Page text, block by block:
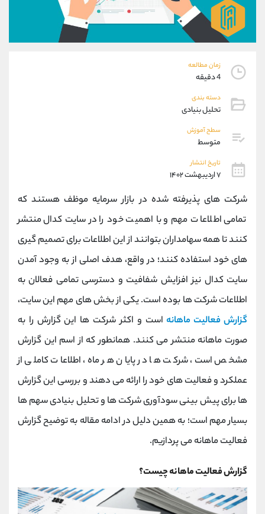
زمان مطالعه
4 دقیقه
دسته بندی
تحلیل بنیادی
سطح آموزش
متوسط
تاریخ انتشار
۷ اردیبهشت ۱۴۰۲
شرکت های پذیرفته شده در بازار سرمایه موظف هستند که
تمامی اطلاعات مهم و با اهمیت خود را در سایت کدال منتشر
کنند تا همه سهامداران بتوانند از این اطلاعات برای تصمیم گیری
های خود استفاده کنند؛ در واقع، هدف اصلی از به وجود آمدن
سایت کدال نیز افزایش شفافیت و دسترسی تمامی فعالان به
اطلاعات شرکت ها بوده است. یکی از بخش های مهم این سایت،
گزارش فعالیت ماهانهاست و اکثر شرکت ها این گزارش را به
صورت ماهانه منتشر می کنند. همانطور که از اسم این گزارش
مشخص است، شرکت ها در پایان هر ماه، اطلاعات کاملی از
عملکرد و فعالیت های خود را ارائه می دهند و بررسی این گزارش
ها برای پیش بینی سودآوری شرکت ها و تحلیل بنیادی سهم ها
بسیار مهم است؛ به همین دلیل در ادامه مقاله به توضیح گزارش
فعالیت ماهانه می پردازیم.
گزارش فعالیت ماهانه چیست؟
09101364784
واتساپ شروع گفتگو
تلگرام @Armteam_admin_104
پشتیبان فروش
موبایل
واتساپ
داخلی
اطلاعات تماس (دفتر فروش)
تلفن 021-22021030
بدون پیش شماره 90001030
اینستاگرام @alireza.mehrabii
کانال تلگرام @alirezamehrabi_com